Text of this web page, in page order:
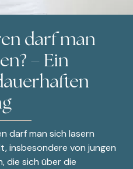
darf man
– Ein
darf man sich lasern
insbesondere von jungen
die sich über die